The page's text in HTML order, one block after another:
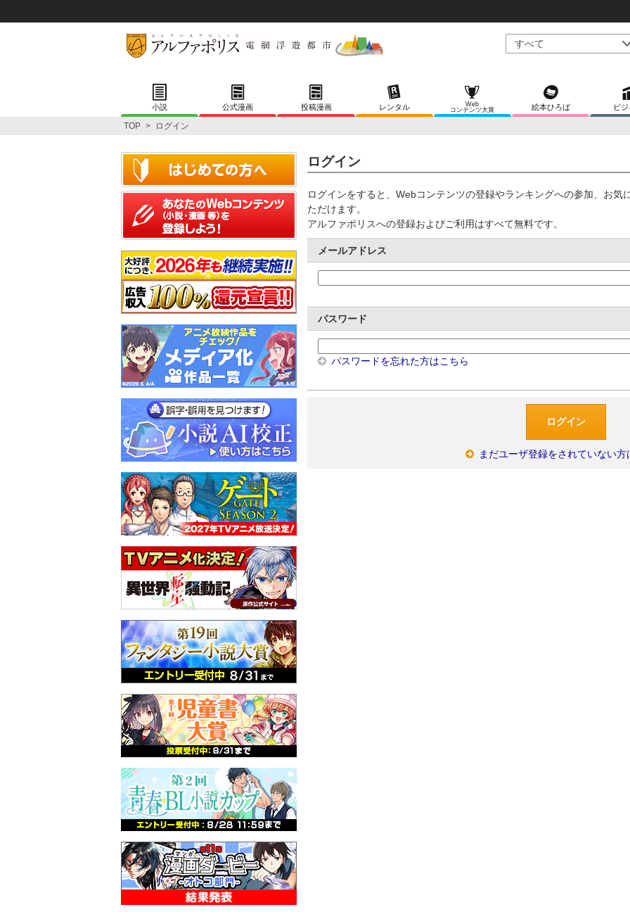
小説 公式漫画 投稿漫画 レンタル
Web
コンテンツ大賞
絵本ひろば ビ
TOP > ログイン
ログイン
ログインをすると、Webコンテンツの登録やランキングへの参加、お気
ただけます。
アルファポリスへの登録およびご利用はすべて無料です。
メールアドレス
パスワード
パスワードを忘れた方はこちら
まだユーザ登録をされていない方